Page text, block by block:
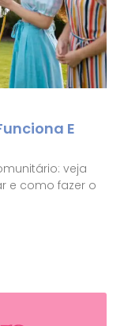
E
veja
e como fazer o